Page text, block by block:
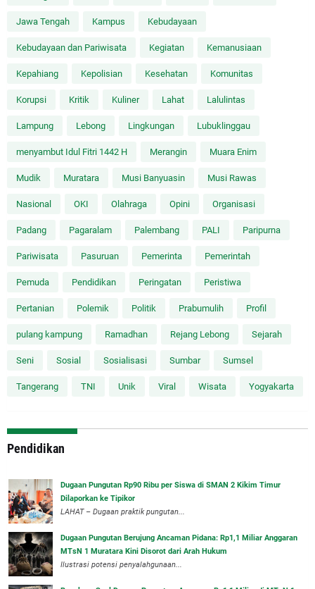
Jawa Tengah Kampus Kebudayaan
Kebudayaan dan Pariwisata Kegiatan Kemanusiaan
Kepahiang Kepolisian Kesehatan Komunitas
Korupsi Kritik Kuliner Lahat Lalulintas
Lampung Lebong Lingkungan Lubuklinggau
menyambut Idul Fitri 1442 H Merangin Muara Enim
Mudik Muratara Musi Banyuasin Musi Rawas
Nasional OKI Olahraga Opini Organisasi
Padang Pagaralam Palembang PALI Paripurna
Pariwisata Pasuruan Pemerinta Pemerintah
Pemuda Pendidikan Peringatan Peristiwa
Pertanian Polemik Politik Prabumulih Profil
pulang kampung Ramadhan Rejang Lebong Sejarah
Seni Sosial Sosialisasi Sumbar Sumsel
Tangerang TNI Unik Viral Wisata Yogyakarta
Pendidikan
Dugaan Pungutan Rp90 Ribu per Siswa di SMAN 2 Kikim Timur
Dilaporkan ke Tipikor
LAHAT – Dugaan praktik pungutan...
Dugaan Pungutan Berujung Ancaman Pidana: Rp1,1 Miliar Anggaran
MTsN 1 Muratara Kini Disorot dari Arah Hukum
Ilustrasi potensi penyalahgunaan...